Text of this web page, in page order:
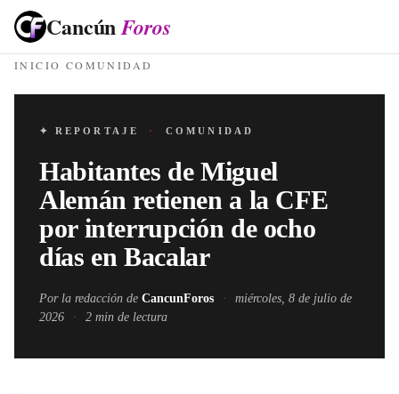
CancúnForos
INICIO· COMUNIDAD
✦ REPORTAJE · COMUNIDAD
Habitantes de Miguel
Alemán retienen a la CFE
por interrupción de ocho
días en Bacalar
Por la redacción de CancunForos ·
miércoles, 8 de julio de
2026
· 2 min de lectura